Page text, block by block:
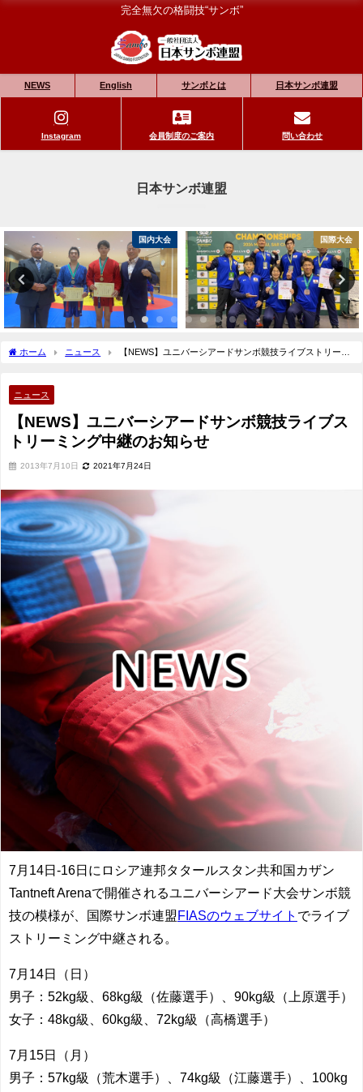
完全無欠の格闘技“サンボ”
NEWS English サンボとは 日本サンボ連盟
Instagram 会員制度のご案内 問い合わせ
日本サンボ連盟
国内大会 国際大会
ホーム ニュース
【NEWS】ユニバーシアードサンボ競技ライブストリーミ
ニュース
【NEWS】ユニバーシアードサンボ競技ライブス
トリーミング中継のお知らせ
2013年7月10日 2021年7月24日
7月14日-16日にロシア連邦タタールスタン共和国カザン
Tantneft Arenaで開催されるユニバーシアード大会サンボ競
技の模様が、国際サンボ連盟FIASのウェブサイト でライブ
ストリーミング中継される。
7月14日（日）
男子：52kg級、68kg級（佐藤選手）、90kg級（上原選手）
女子：48kg級、60kg級、72kg級（高橋選手）
7月15日（月）
男子：57kg級（荒木選手）、74kg級（江藤選手）、100kg